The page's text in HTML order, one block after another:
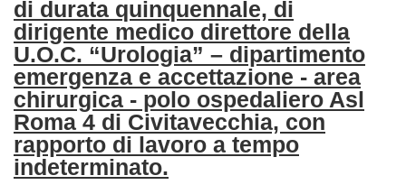
di durata quinquennale, di
dirigente medico direttore della
U.O.C. “Urologia” – dipartimento
emergenza e accettazione - area
chirurgica - polo ospedaliero Asl
Roma 4 di Civitavecchia, con
rapporto di lavoro a tempo
indeterminato.